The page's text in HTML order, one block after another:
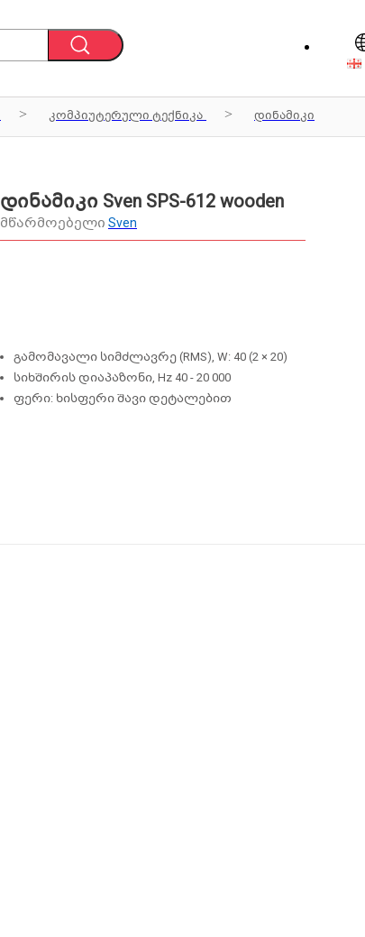
კომპიუტერული ტექნიკა დინამიკი
დინამიკი Sven SPS-612 wooden
მწარმოებელი Sven
გამომავალი სიმძლავრე (RMS), W: 40 (2 × 20)
სიხშირის დიაპაზონი, Hz 40 - 20 000
ფერი: ხისფერი შავი დეტალებით